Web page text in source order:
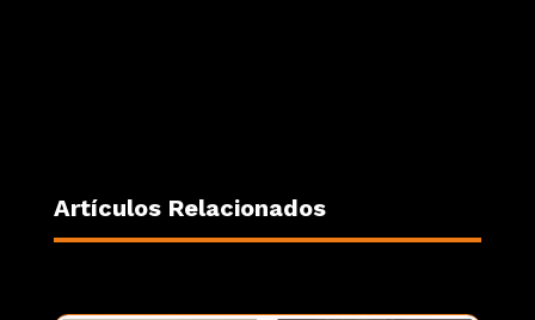
Artículos Relacionados